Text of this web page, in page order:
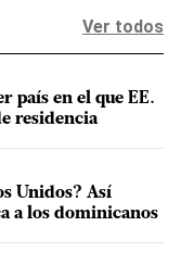
Ver todos
país en el que EE.
residencia
Unidos? Así
a los dominicanos